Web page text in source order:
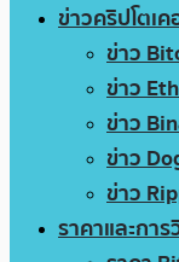
ข่าวคริปโตเค
ข่าว
ข่าว
ข่าว
ข่าว
ข่าว
ราคาและการ